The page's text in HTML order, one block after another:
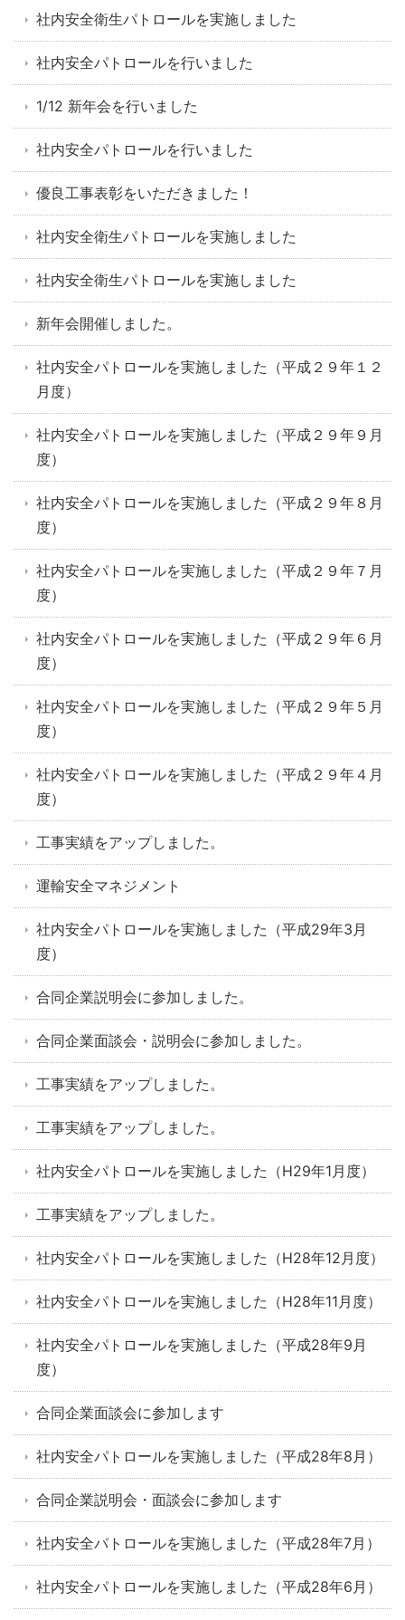
社内安全衛生パトロールを実施しました
社内安全パトロールを行いました
1/12 新年会を行いました
社内安全パトロールを行いました
優良工事表彰をいただきました！
社内安全衛生パトロールを実施しました
社内安全衛生パトロールを実施しました
新年会開催しました。
社内安全パトロールを実施しました（平成２９年１２
月度）
社内安全パトロールを実施しました（平成２９年９月
度）
社内安全パトロールを実施しました（平成２９年８月
度）
社内安全パトロールを実施しました（平成２９年７月
度）
社内安全パトロールを実施しました（平成２９年６月
度）
社内安全パトロールを実施しました（平成２９年５月
度）
社内安全パトロールを実施しました（平成２９年４月
度）
工事実績をアップしました。
運輸安全マネジメント
社内安全パトロールを実施しました（平成29年3月
度）
合同企業説明会に参加しました。
合同企業面談会・説明会に参加しました。
工事実績をアップしました。
工事実績をアップしました。
社内安全パトロールを実施しました（H29年1月度）
工事実績をアップしました。
社内安全パトロールを実施しました（H28年12月度）
社内安全パトロールを実施しました（H28年11月度）
社内安全パトロールを実施しました（平成28年9月
度）
合同企業面談会に参加します
社内安全パトロールを実施しました（平成28年8月）
合同企業説明会・面談会に参加します
社内安全パトロールを実施しました（平成28年7月）
社内安全パトロールを実施しました（平成28年6月）